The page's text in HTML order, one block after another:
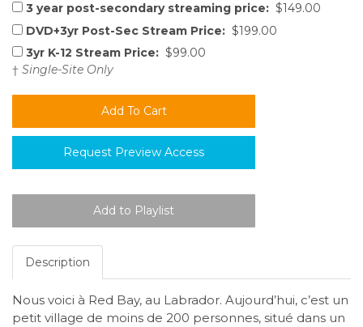
3 year post-secondary streaming price: $149.00
DVD+3yr Post-Sec Stream Price: $199.00
3yr K-12 Stream Price: $99.00
† Single-Site Only
Request Preview Access
Description
Nous voici à Red Bay, au Labrador. Aujourd’hui, c’est un
petit village de moins de 200 personnes, situé dans un